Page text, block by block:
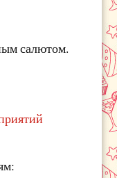
салютом.